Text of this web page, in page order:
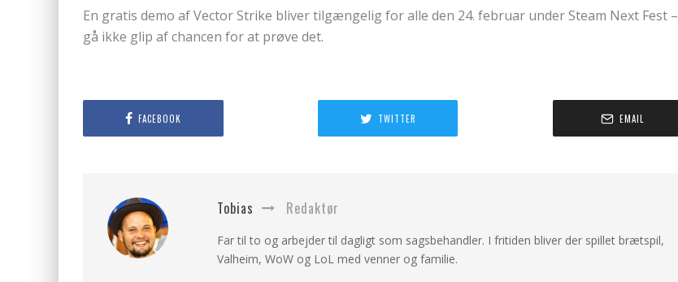
En gratis demo af Vector Strike bliver tilgængelig for alle den 24. februar under Steam Next Fest –
gå ikke glip af chancen for at prøve det.
FACEBOOK TWITTER EMAIL
Tobias Redaktør
Far til to og arbejder til dagligt som sagsbehandler. I fritiden bliver der spillet brætspil,
Valheim, WoW og LoL med venner og familie.